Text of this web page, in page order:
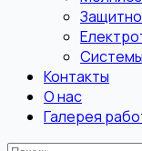
Контакты
О нас
Галерея